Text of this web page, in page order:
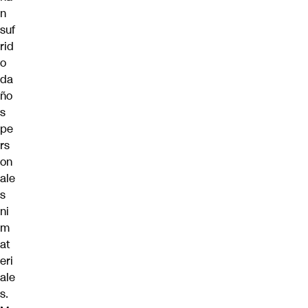
n
suf
rid
o
da
ño
s
pe
rs
on
ale
s
ni
m
at
eri
ale
s.